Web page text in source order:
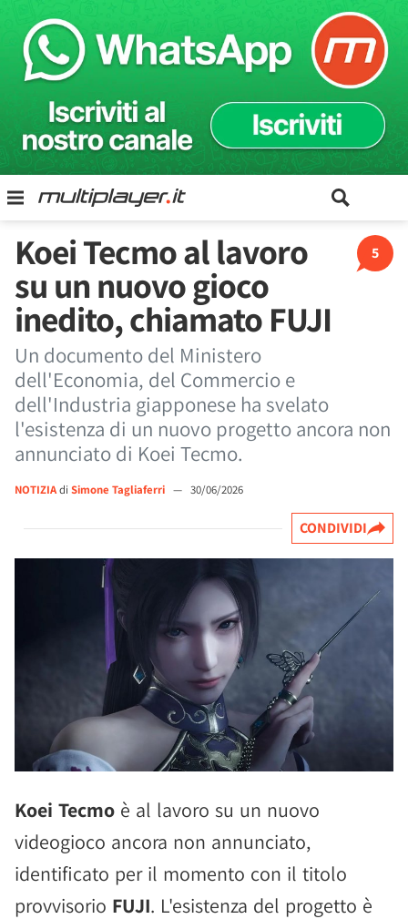
5
Koei Tecmo al lavoro
su un nuovo gioco
inedito, chiamato FUJI
Un documento del Ministero
dell'Economia, del Commercio e
dell'Industria giapponese ha svelato
l'esistenza di un nuovo progetto ancora non
annunciato di Koei Tecmo.
NOTIZIAdi Simone Tagliaferri — 30/06/2026
CONDIVIDI
Koei Tecmo è al lavoro su un nuovo
videogioco ancora non annunciato,
identificato per il momento con il titolo
provvisorio FUJI. L'esistenza del progetto è